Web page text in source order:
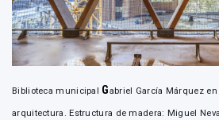
Biblioteca municipal Gabriel García Márquez
arquitectura. Estructura de madera: Miguel